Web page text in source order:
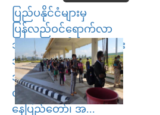
ပြည်ပနိုင်ငံများမှ
ပြန်လည်ဝင်ရောက်လာ
သည့် မြန်မာနိုင်ငံသားများ
အားနယ်စပ်ဂိတ်
အသီးသီးတွင် ဆက်လက်
လက်ခံလျက်ရှိ
နေပြည်တော်၊ အ...